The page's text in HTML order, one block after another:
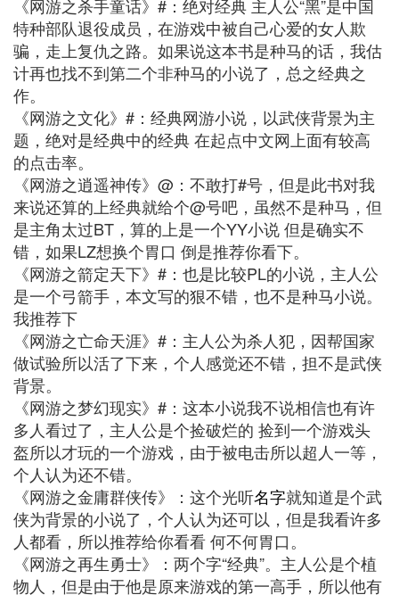
《网游之杀手童话》#：绝对经典 主人公“黑”是中国
特种部队退役成员，在游戏中被自己心爱的女人欺
骗，走上复仇之路。如果说这本书是种马的话，我估
计再也找不到第二个非种马的小说了，总之经典之
作。
《网游之文化》#：经典网游小说，以武侠背景为主
题，绝对是经典中的经典 在起点中文网上面有较高
的点击率。
《网游之逍遥神传》@：不敢打#号，但是此书对我
来说还算的上经典就给个@号吧，虽然不是种马，但
是主角太过BT，算的上是一个YY小说 但是确实不
错，如果LZ想换个胃口 倒是推荐你看下。
《网游之箭定天下》#：也是比较PL的小说，主人公
是一个弓箭手，本文写的狠不错，也不是种马小说。
我推荐下
《网游之亡命天涯》#：主人公为杀人犯，因帮国家
做试验所以活了下来，个人感觉还不错，担不是武侠
背景。
《网游之梦幻现实》#：这本小说我不说相信也有许
多人看过了，主人公是个捡破烂的 捡到一个游戏头
盔所以才玩的一个游戏，由于被电击所以超人一等，
个人认为还不错。
《网游之金庸群侠传》：这个光听名字就知道是个武
侠为背景的小说了，个人认为还可以，但是我看许多
人都看，所以推荐给你看看 何不何胃口。
《网游之再生勇士》：两个字“经典”。主人公是个植
物人，但是由于他是原来游戏的第一高手，所以他有